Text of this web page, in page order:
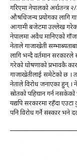
गरिएमा नेपालको अर्थतन्त्र
औषधिजन्य प्रयोगका लागि
आगामी बजेटमा उल्लेख
नेपालमा अवैध मानिएको
नेताले गाजाखेती
लागि भन्दै वर्तमान
गरेको घोषणाको प्रभावकै
गाजाखेतीलाई समेटेको छ ।
नेताले विरोध जनाएका हुन् ।
स्रोतको पहिचान गर्न
यद्यपि सरकारमा रहँदा
पनि विरोध गर्ने संस्कार भने